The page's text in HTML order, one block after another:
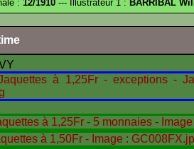
: 12/1910 --- Illustrateur 1 : BARRIBAL